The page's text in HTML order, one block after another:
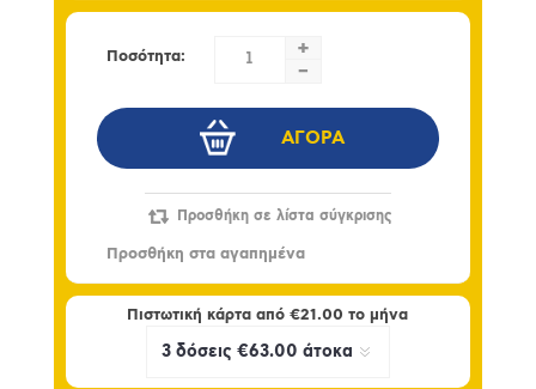
Ποσότητα:
+
-
Πιστωτική κάρτα από€21.00 το μήνα